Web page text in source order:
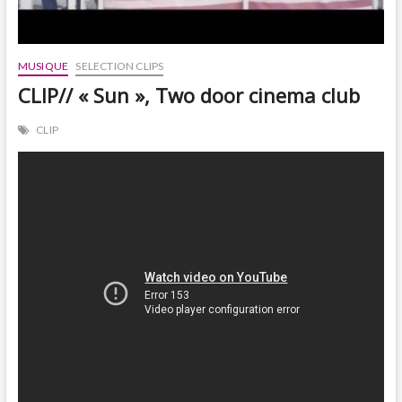
MUSIQUE SELECTION CLIPS
CLIP// « Sun », Two door cinema club
CLIP